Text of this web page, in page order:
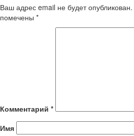
Ваш адрес email не будет опубликован.
помечены *
Комментарий *
Имя